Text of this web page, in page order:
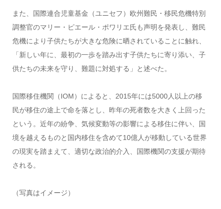
また、国際連合児童基金（ユニセフ）欧州難民・移民危機特別
調整官のマリー・ピエール・ポワリエ氏も声明を発表し、難民
危機により子供たちが大きな危険に晒されていることに触れ、
「新しい年に、最初の一歩を踏み出す子供たちに寄り添い、子
供たちの未来を守り、難題に対処する」と述べた。
国際移住機関（IOM）によると、2015年には5000人以上の移
民が移住の途上で命を落とし、昨年の死者数を大きく上回った
という。近年の紛争、気候変動等の影響による移住に伴い、国
境を越えるものと国内移住を含めて10億人が移動している世界
の現実を踏まえて、適切な政治的介入、国際機関の支援が期待
される。
（写真はイメージ）